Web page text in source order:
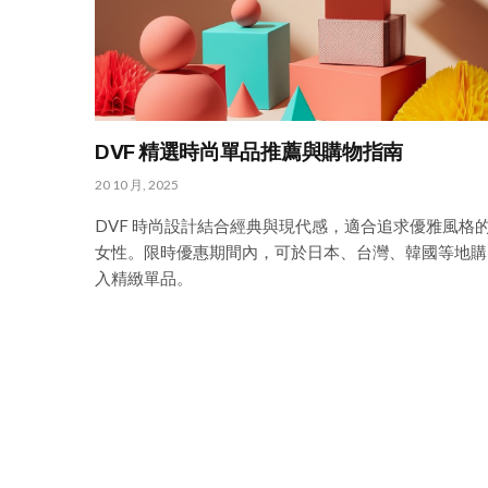
DVF 精選時尚單品推薦與購物指南
20 10 月, 2025
DVF 時尚設計結合經典與現代感，適合追求優雅風格
女性。限時優惠期間內，可於日本、台灣、韓國等地購
入精緻單品。